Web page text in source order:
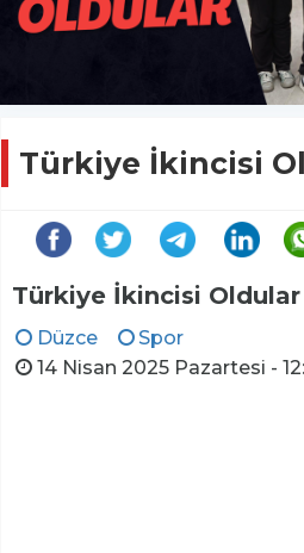
Türkiye İkincisi
Türkiye İkincisi Oldular
Düzce
Spor
14 Nisan 2025 Pazartesi -